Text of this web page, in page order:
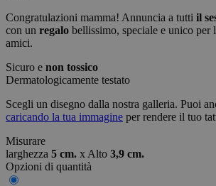
Congratulazioni mamma! Annuncia a tutti il
con un regalo bellissimo, speciale e unico per
amici.
Sicuro e non tossico
Dermatologicamente testato
Scegli un disegno dalla nostra galleria. Puoi
caricando la tua immagine per rendere il tuo
Misurare
larghezza 5 cm. x Alto 3,9 cm.
Opzioni di quantità